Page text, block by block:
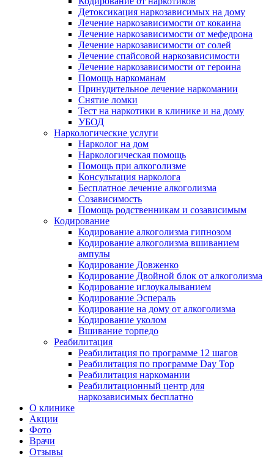
Детоксикация наркозависимых на дому
Лечение наркозависимости от кокаина
Лечение наркозависимости от мефедрона
Лечение наркозависимости от солей
Лечение спайсовой наркозависимости
Лечение наркозависимости от героина
Помощь наркоманам
Принудительное лечение наркомании
Снятие ломки
Тест на наркотики в клинике и на дому
УБОД
Наркологические услуги
Нарколог на дом
Наркологическая помощь
Помощь при алкоголизме
Консультация нарколога
Бесплатное лечение алкоголизма
Созависимость
Помощь родственникам и созависимым
Кодирование
Кодирование алкоголизма гипнозом
Кодирование алкоголизма вшиванием
ампулы
Кодирование Довженко
Кодирование Двойной блок от алкоголизма
Кодирование иглоукалыванием
Кодирование Эспераль
Кодирование на дому от алкоголизма
Кодирование уколом
Вшивание торпедо
Реабилитация
Реабилитация по программе 12 шагов
Реабилитация по программе Day Top
Реабилитация наркомании
Реабилитационный центр для
наркозависимых бесплатно
О клинике
Акции
Фото
Врачи
Отзывы